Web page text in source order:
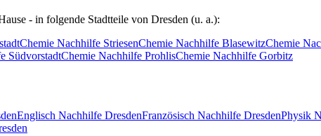
- in folgende Stadtteile von Dresden (u. a.):
Chemie Nachhilfe StriesenChemie Nachhilfe BlasewitzChemie
SüdvorstadtChemie Nachhilfe ProhlisChemie Nachhilfe Gorbitz
Englisch Nachhilfe DresdenFranzösisch Nachhilfe DresdenPhysik